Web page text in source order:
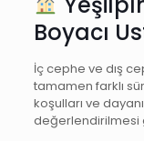
Boyacı
İç cephe ve dış
tamamen farklı
koşulları ve
değerlendirilmesi